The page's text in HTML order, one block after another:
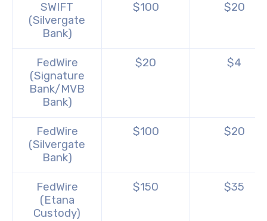
SWIFT
(Silvergate
Bank)
$100 $20
FedWire
(Signature
Bank/MVB
Bank)
$20 $4
FedWire
(Silvergate
Bank)
$100 $20
FedWire
(Etana
Custody)
$150 $35